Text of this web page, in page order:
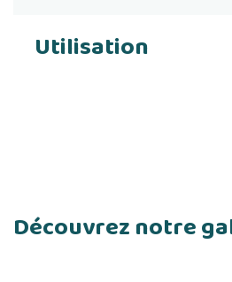
Utilisation
Découvrez notre